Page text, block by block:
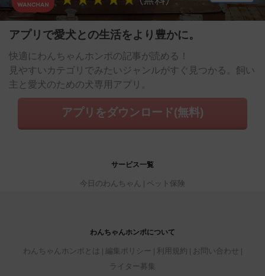
アプリで愛犬との生活をより豊かに。
快適にわんちゃんホンポの記事が読める！
見やすいカテゴリでみたいジャンルがすぐ見つかる。飼い
主と愛犬のための犬専用アプリ。
アプリをダウンロード(無料)
サービス一覧
今日のわんちゃん ペット保険
わんちゃんホンポについて
わんちゃんホンポとは 編集ポリシー 利用規約
お問い合わせ
ライター募集